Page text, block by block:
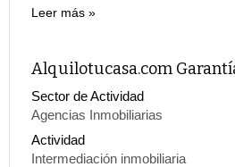
Leer más
Alquilotucasa.com
Sector de Actividad
Agencias Inmobiliarias
Actividad
Intermediación inmobiliaria